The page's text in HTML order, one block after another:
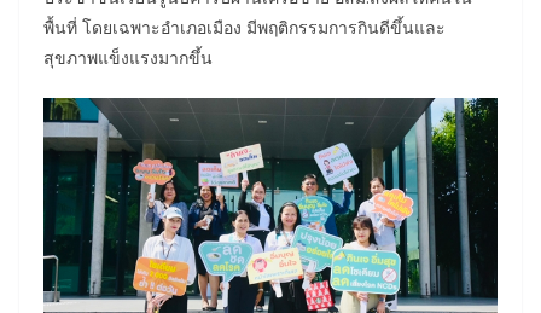
พื้นที่ โดยเฉพาะอำเภอเมือง มีพฤติกรรมการกินดีขึ้นและ
สุขภาพแข็งแรงมากขึ้น